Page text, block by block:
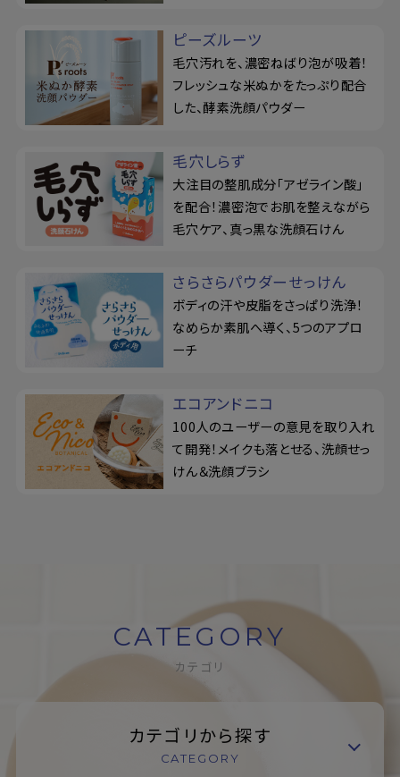
ピーズルーツ
毛穴汚れを、濃密ねばり泡が吸着！
フレッシュな米ぬかをたっぷり配合
した、酵素洗顔パウダー
毛穴しらず
大注目の整肌成分「アゼライン酸」
を配合！濃密泡でお肌を整えながら
毛穴ケア、真っ黒な洗顔石けん
さらさらパウダーせっけん
ボディの汗や皮脂をさっぱり洗浄！
なめらか素肌へ導く、5つのアプロ
ーチ
エコアンドニコ
100人のユーザーの意見を取り入れ
て開発！メイクも落とせる、洗顔せっ
けん＆洗顔ブラシ
CATEGORY
カテゴリ
カテゴリから探す
CATEGORY